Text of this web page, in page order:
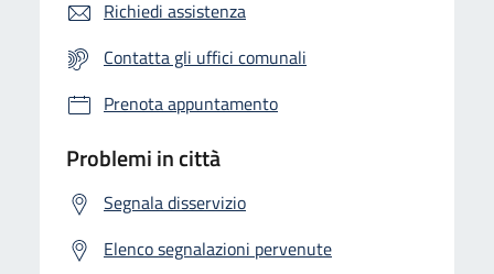
Richiedi assistenza
Contatta gli uffici comunali
Prenota appuntamento
Problemi in città
Segnala disservizio
Elenco segnalazioni pervenute